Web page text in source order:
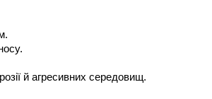
й агресивних середовищ.